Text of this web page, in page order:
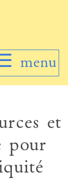
menu
et
pour